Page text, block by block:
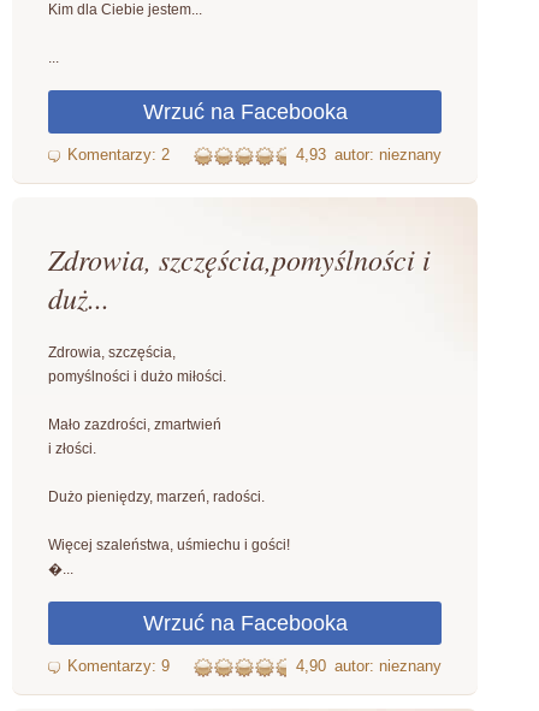
Kim dla Ciebie jestem...
...
4,93 autor: nieznany
Zdrowia, szczęścia,pomyślności i
duż...
Zdrowia, szczęścia,
pomyślności i dużo miłości.
Mało zazdrości, zmartwień
i złości.
Dużo pieniędzy, marzeń, radości.
Więcej szaleństwa, uśmiechu i gości!
�...
4,90 autor: nieznany